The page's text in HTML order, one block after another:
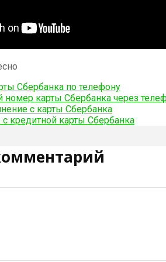
Сбербанка по телефону
номер карты Сбербанка через
с карты Сбербанка
с кредитной карты Сбербанка